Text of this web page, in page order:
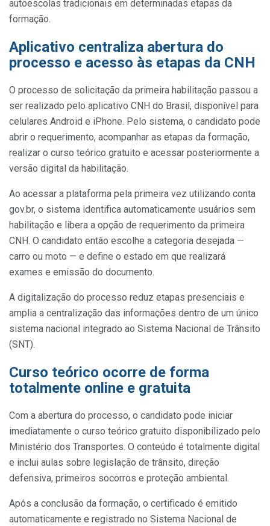
autoescolas tradicionais em determinadas etapas da
formação.
Aplicativo centraliza abertura do
processo e acesso às etapas da CNH
O processo de solicitação da primeira habilitação passou a
ser realizado pelo aplicativo CNH do Brasil, disponível para
celulares Android e iPhone. Pelo sistema, o candidato pode
abrir o requerimento, acompanhar as etapas da formação,
realizar o curso teórico gratuito e acessar posteriormente a
versão digital da habilitação.
Ao acessar a plataforma pela primeira vez utilizando conta
gov.br, o sistema identifica automaticamente usuários sem
habilitação e libera a opção de requerimento da primeira
CNH. O candidato então escolhe a categoria desejada —
carro ou moto — e define o estado em que realizará
exames e emissão do documento.
A digitalização do processo reduz etapas presenciais e
amplia a centralização das informações dentro de um único
sistema nacional integrado ao Sistema Nacional de Trânsito
(SNT).
Curso teórico ocorre de forma
totalmente online e gratuita
Com a abertura do processo, o candidato pode iniciar
imediatamente o curso teórico gratuito disponibilizado pelo
Ministério dos Transportes. O conteúdo é totalmente digital
e inclui aulas sobre legislação de trânsito, direção
defensiva, primeiros socorros e proteção ambiental.
Após a conclusão da formação, o certificado é emitido
automaticamente e registrado no Sistema Nacional de